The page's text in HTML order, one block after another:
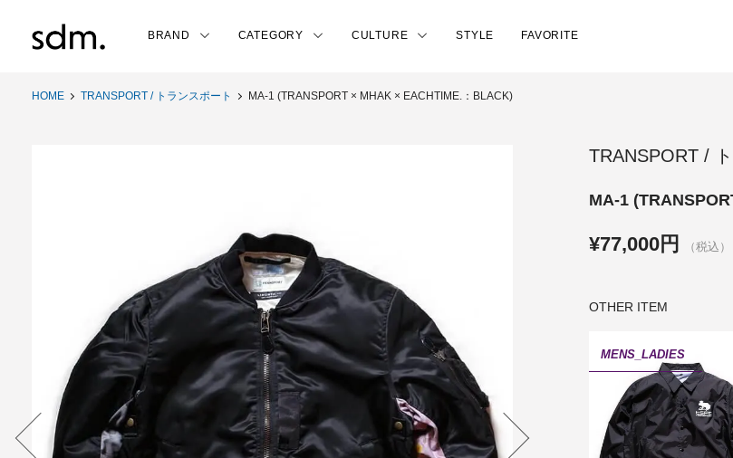
BRAND CATEGORY CULTURE STYLE FAVORITE
HOME TRANSPORT / トランスポート MA-1 (TRANSPORT × MHAK × EACHTIME.：BLACK)
TRANSPORT /
MA-1
¥77,000円 （税込）
OTHER ITEM
MENS_LADIES